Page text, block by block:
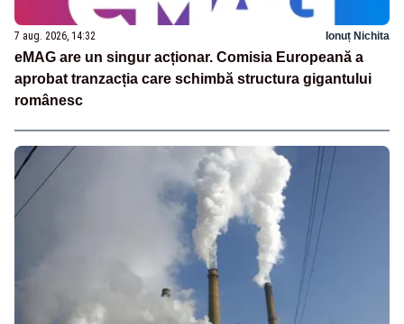
7 aug. 2026, 14:32 Ionuț Nichita
eMAG are un singur acționar. Comisia Europeană a
aprobat tranzacția care schimbă structura gigantului
românesc